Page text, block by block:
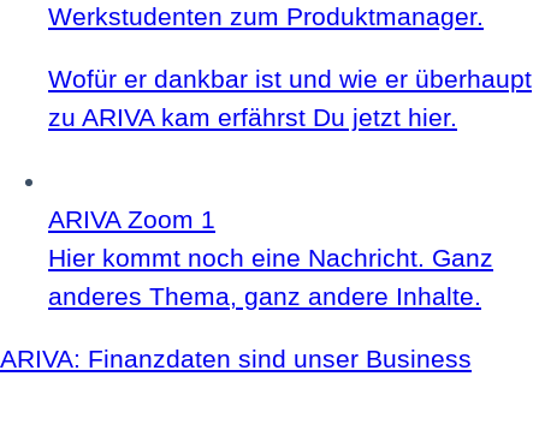
Werkstudenten zum Produktmanager.
Wofür er dankbar ist und wie er überhaupt
zu ARIVA kam erfährst Du jetzt hier.
ARIVA Zoom 1
Hier kommt noch eine Nachricht. Ganz
anderes Thema, ganz andere Inhalte.
ARIVA: Finanzdaten sind unser Business